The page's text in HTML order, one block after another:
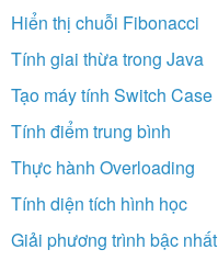
Hiển thị chuỗi Fibonacci
Tính giai thừa trong Java
Tạo máy tính Switch Case
Tính điểm trung bình
Thực hành Overloading
Tính diện tích hình học
Giải phương trình bậc nhất